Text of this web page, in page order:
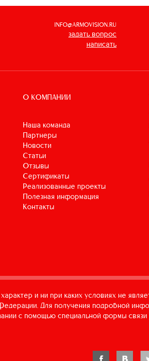
INFO@ARMOVISION.RU
задать вопрос
написать
О КОМПАНИИ
Наша команда
Партнеры
Новости
Статьи
Отзывы
Сертификаты
Реализованные проекты
Полезная информация
Контакты
и ни при каких условиях не
Для получения подробной
с помощью специальной формы